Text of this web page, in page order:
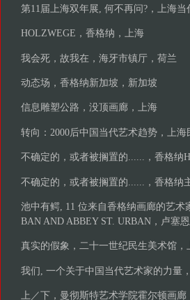
第11届上海双年展, 何不再问?，上海
HOLZWEGE，香格纳，上海
我会死，故我在，海牙市镇厅，荷兰
动态场，香格纳新加坡，新加坡
信息雕塑公路，没顶画廊，上海
转向：2000后中国当代艺术趋势，上
不确定的，或者被搁置的......，香格纳
不确定的，或者被搁置的......，香格纳
池中有鳄, 11 位来自香格纳画廊的艺术
BAN AND ABBEY ST. URBAN，卢塞
真实的假象，二十一世纪民生美术馆，
我们, 一个关于中国当代艺术家的力量
上／下，曼彻斯特艺术学院霍尔顿画廊